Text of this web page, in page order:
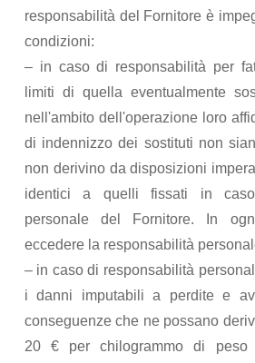
responsabilità del Fornitore è
condizioni:
– in caso di responsabilità per
limiti di quella eventualmente
nell'ambito dell'operazione loro
di indennizzo dei sostituti non
non derivino da disposizioni
identici a quelli fissati in
personale del Fornitore. In
eccedere la responsabilità
– in caso di responsabilità
i danni imputabili a perdite e
conseguenze che ne possano
20 € per chilogrammo di peso